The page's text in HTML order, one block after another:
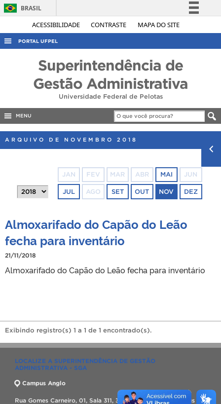
ACESSIBILIDADE CONTRASTE MAPA DO SITE
BRASIL
Simplifique!
Acesso à informação
Legislação
Canais
PORTAL UFPEL
CONCURSOS
EDITAIS
INTERNACIONAL
TELEFONES
Superintendência de
Gestão Administrativa
Universidade Federal de Pelotas
MENU
ARQUIVO DE NOVEMBRO 2018
JAN FEV MAR ABR MAI JUN
JUL AGO SET OUT NOV DEZ
Almoxarifado do Capão do Leão
fecha para inventário
21/11/2018
Almoxarifado do Capão do Leão fecha para inventário
Exibindo registro(s) 1 a 1 de 1 encontrado(s).
LOCALIZE A SUPERINTENDÊNCIA DE GESTÃO
ADMINISTRATIVA - SGA
Campus Anglo
Rua Gomes Carneiro, 01, Sala 311, 3º Andar, Bloco A, Campus